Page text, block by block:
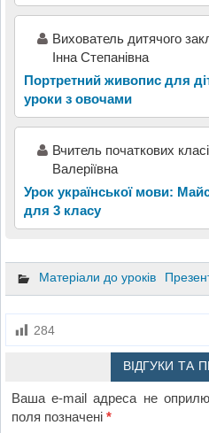
Вихователь дитячого
Інна Степанівна
Портретний живопис для
уроки з овочами
Вчитель початкових
Валеріївна
Урок української мови:
для 3 класу
Матеріали до уроків
284
ВІДГУКИ ТА
Ваша e-mail адреса не
поля позначені*